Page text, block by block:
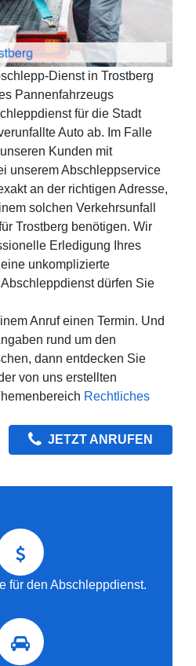
Dienst in Trostberg
Pannenfahrzeugs
für die Stadt
Auto ab. Im Falle
Kunden mit
unserem Abschleppservice
an der richtigen Adresse,
solchen Verkehrsunfall
Trostberg benötigen. Wir
Erledigung Ihres
unkomplizierte
dürfen Sie
Anruf einen Termin. Und
rund um den
dann entdecken Sie
von uns erstellten
Rechtliches
JETZT ANRUFEN
für den Abschleppdienst.